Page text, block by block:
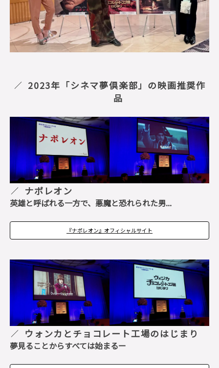
2023年「シネマ夢倶楽部」の映画推奨作
品
ナポレオン
英雄と呼ばれる一方で、悪魔と恐れられた男...
『ナポレオン』オフィシャルサイト
ウォンカとチョコレート工場のはじまり
夢見ることからすべては始まるー